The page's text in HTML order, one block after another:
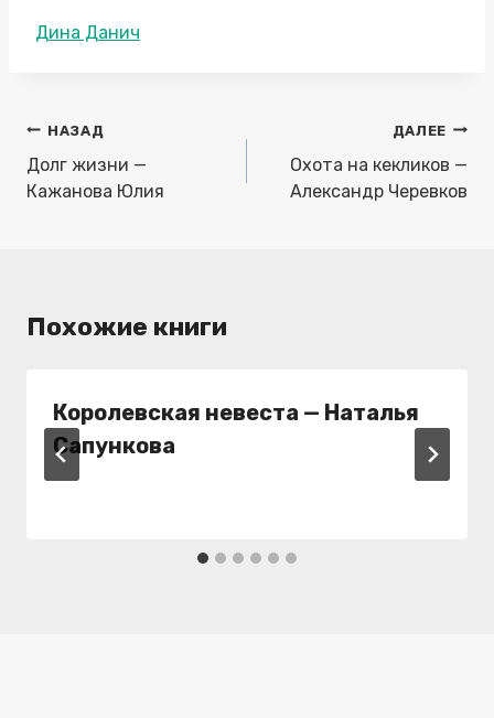
Метки
Дина Данич
Навигация
по
записям
НАЗАД
Долг жизни —
Кажанова Юлия
ДАЛЕЕ
Охота на кекликов —
Александр Черевков
Похожие книги
Королевская невеста — Наталья
Сапункова